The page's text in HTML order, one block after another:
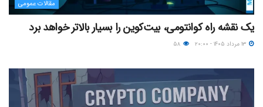
مقالات عمومی
یک نقشه راه کوانتومی، بیت‌کوین را بسیار بالاتر خواهد برد